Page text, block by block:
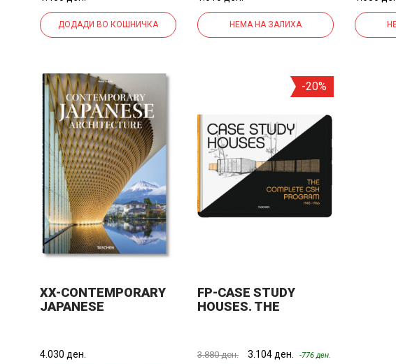
ДОДАДИ ВО КОШНИЧКА НЕМА НА ЗАЛИХА
XX-CONTEMPORARY
JAPANESE
4.030 ден.
-20%
FP-CASE STUDY
HOUSES. THE
3.880 ден. 3.104 ден. -776 ден.